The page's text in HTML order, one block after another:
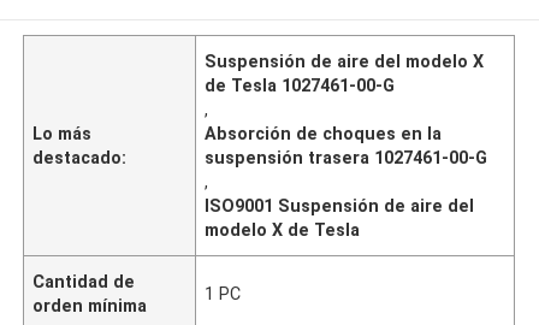
Lo más
destacado:
Suspensión de aire del modelo X
de Tesla 1027461-00-G
,
Absorción de choques en la
suspensión trasera 1027461-00-G
,
ISO9001 Suspensión de aire del
modelo X de Tesla
Cantidad de
orden mínima
1 PC